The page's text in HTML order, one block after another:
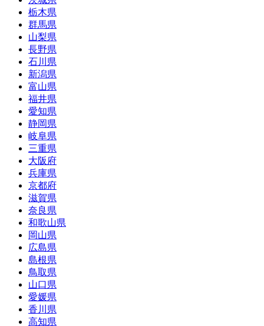
栃木県
群馬県
山梨県
長野県
石川県
新潟県
富山県
福井県
愛知県
静岡県
岐阜県
三重県
大阪府
兵庫県
京都府
滋賀県
奈良県
和歌山県
岡山県
広島県
島根県
鳥取県
山口県
愛媛県
香川県
高知県